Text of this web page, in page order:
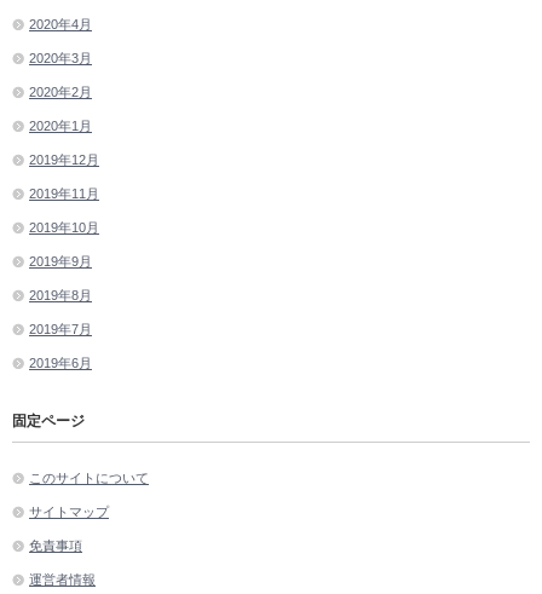
2020年4月
2020年3月
2020年2月
2020年1月
2019年12月
2019年11月
2019年10月
2019年9月
2019年8月
2019年7月
2019年6月
固定ページ
このサイトについて
サイトマップ
免責事項
運営者情報